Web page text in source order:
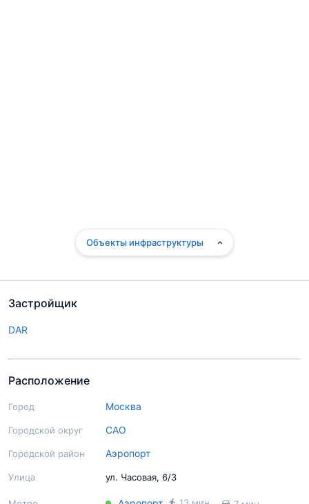
Застройщик
DAR
Расположение
Город Москва
Городской округ САО
Городской район Аэропорт
Улица ул. Часовая, 6/3
Объекты инфраструктуры